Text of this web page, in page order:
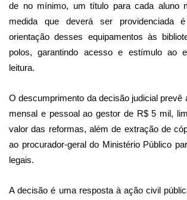
de no mínimo, um título para cada aluno
medida que deverá ser providenciada
orientação desses equipamentos às
polos, garantindo acesso e estímulo ao
leitura.
O descumprimento da decisão judicial prevê
mensal e pessoal ao gestor de R$ 5 mil,
valor das reformas, além de extração de
ao procurador-geral do Ministério Público
legais.
A decisão é uma resposta à ação civil